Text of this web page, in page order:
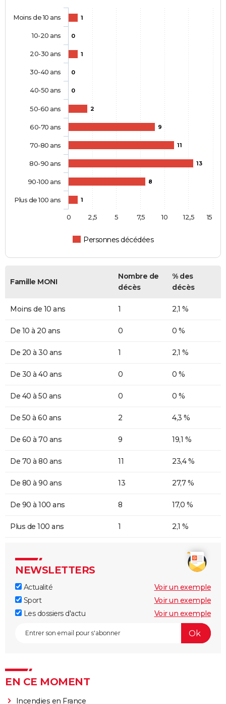
1
0
1
0
0
2
9
11
13
8
1
Personnes décédées
Moins de 10 ans
10-20 ans
20-30 ans
30-40 ans
40-50 ans
50-60 ans
60-70 ans
70-80 ans
80-90 ans
90-100 ans
Plus de 100 ans
0 2,5 5 7,5 10 12,5 15
Famille MONI
Nombre de
décès
% des
décès
Moins de 10 ans 1 2,1 %
De 10 à 20 ans 0 0 %
De 20 à 30 ans 1 2,1 %
De 30 à 40 ans 0 0 %
De 40 à 50 ans 0 0 %
De 50 à 60 ans 2 4,3 %
De 60 à 70 ans 9 19,1 %
De 70 à 80 ans 11 23,4 %
De 80 à 90 ans 13 27,7 %
De 90 à 100 ans 8 17,0 %
Plus de 100 ans 1 2,1 %
NEWSLETTERS
Actualité
Voir un exemple
Sport
Voir un exemple
Les dossiers d'actu
Voir un exemple
EN CE MOMENT
Incendies en France